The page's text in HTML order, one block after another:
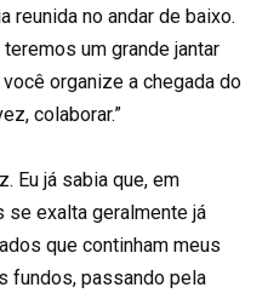
reunida no andar de baixo.
um grande jantar
organize a chegada do
colaborar.”
Eu já sabia que, em
se exalta geralmente já
que continham meus
fundos, passando pela